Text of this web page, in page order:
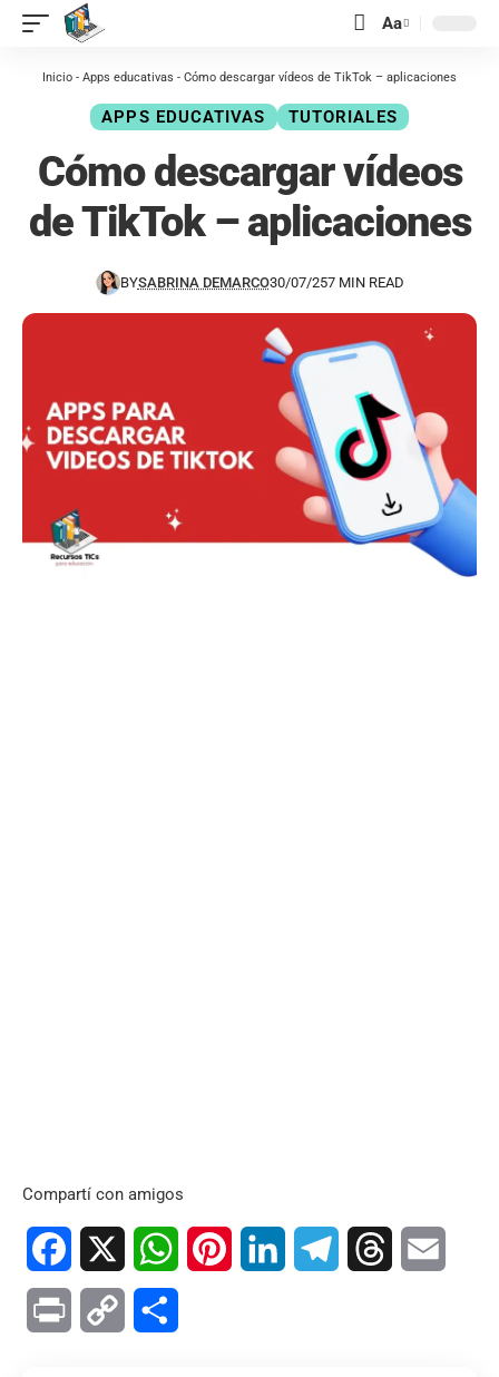
contenido Aa
Inicio - Apps educativas - Cómo descargar vídeos de TikTok – aplicaciones
APPS EDUCATIVAS TUTORIALES
Cómo descargar vídeos
de TikTok – aplicaciones
BYSABRINA DEMARCO30/07/257 MIN READ
Compartí con amigos
Facebook WhatsAppPinterest LinkedIn TelegramThreads
Print Copy